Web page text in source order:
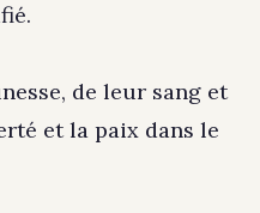
de leur sang et
et la paix dans le